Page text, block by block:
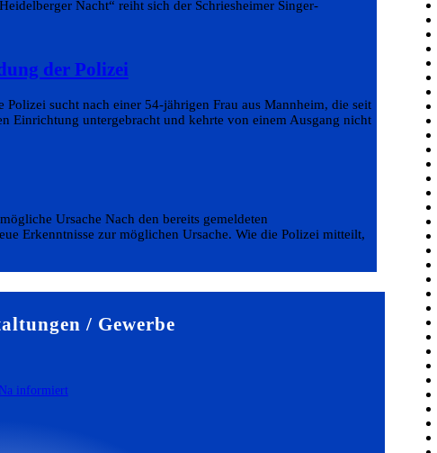
Nacht“ reiht sich der Schriesheimer Singer-
der Polizei
sucht nach einer 54-jährigen Frau aus Mannheim, die seit
Einrichtung untergebracht und kehrte von einem Ausgang nicht
Ursache Nach den bereits gemeldeten
Erkenntnisse zur möglichen Ursache. Wie die Polizei mitteilt,
/ Gewerbe